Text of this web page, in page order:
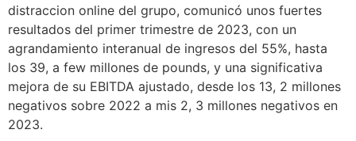
distraccion online del grupo, comunicó unos fuertes
resultados del primer trimestre de 2023, con un
agrandamiento interanual de ingresos del 55%, hasta
los 39, a few millones de pounds, y una significativa
mejora de su EBITDA ajustado, desde los 13, 2 millones
negativos sobre 2022 a mis 2, 3 millones negativos en
2023.